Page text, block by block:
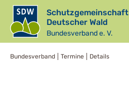
Schutzgemeinschaft
Deutscher Wald
Bundesverband e. V.
Bundesverband Termine Details